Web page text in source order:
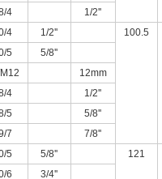
4
1/2''
4
1/2'' 100.5
5
5/8''
12mm
4
1/2''
5
5/8''
7
7/8''
5
5/8'' 121
6
3/4''